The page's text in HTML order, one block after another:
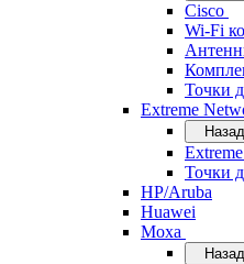
Cisco
Wi-Fi
Точки
Extreme
Назад
Точки
HP/Aruba
Huawei
Moxa
Назад